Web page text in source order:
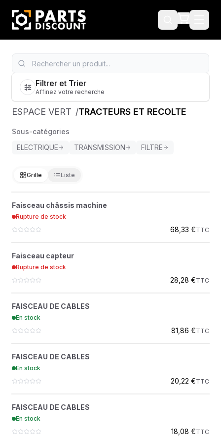
Filtrer et Trier
Affinez votre recherche
ESPACE VERT /TRACTEURS ET RECOLTE
Sous-catégories
ELECTRIQUE
TRANSMISSION FILTRE
Grille Liste
RE563793
Faisceau châssis machine
Rupture de stock
68,33 €TTC
Faisceau capteur
Rupture de stock
28,28 €TTC
FAISCEAU DE CABLES
En stock
81,86 €TTC
FAISCEAU DE CABLES
En stock
20,22 €TTC
FAISCEAU DE CABLES
En stock
18,08 €TTC